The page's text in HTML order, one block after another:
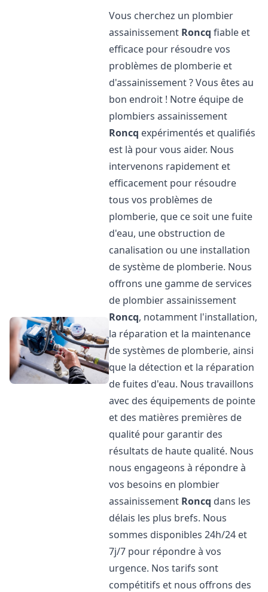
Vous cherchez un plombier
assainissement Roncq fiable et
efficace pour résoudre vos
problèmes de plomberie et
d'assainissement ? Vous êtes au
bon endroit ! Notre équipe de
plombiers assainissement
Roncq expérimentés et qualifiés
est là pour vous aider. Nous
intervenons rapidement et
efficacement pour résoudre
tous vos problèmes de
plomberie, que ce soit une fuite
d'eau, une obstruction de
canalisation ou une installation
de système de plomberie. Nous
offrons une gamme de services
de plombier assainissement
Roncq, notamment l'installation,
la réparation et la maintenance
de systèmes de plomberie, ainsi
que la détection et la réparation
de fuites d'eau. Nous travaillons
avec des équipements de pointe
et des matières premières de
qualité pour garantir des
résultats de haute qualité. Nous
nous engageons à répondre à
vos besoins en plombier
assainissement Roncq dans les
délais les plus brefs. Nous
sommes disponibles 24h/24 et
7j/7 pour répondre à vos
urgence. Nos tarifs sont
compétitifs et nous offrons des